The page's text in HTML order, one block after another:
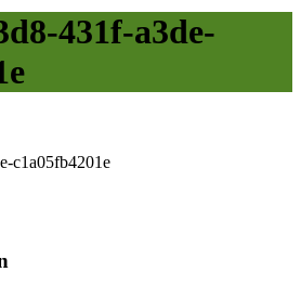
431f-a3de-
c1a05fb4201e